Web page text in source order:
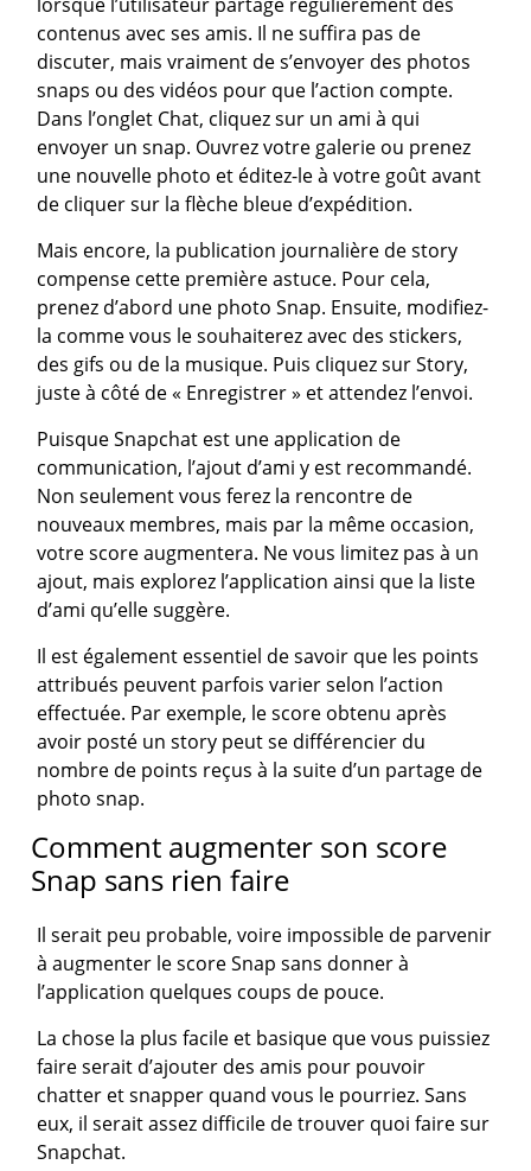
contenus avec ses amis. Il ne suffira pas de
discuter, mais vraiment de s’envoyer des photos
snaps ou des vidéos pour que l’action compte.
Dans l’onglet Chat, cliquez sur un ami à qui
envoyer un snap. Ouvrez votre galerie ou prenez
une nouvelle photo et éditez-le à votre goût avant
de cliquer sur la flèche bleue d’expédition.
Mais encore, la publication journalière de story
compense cette première astuce. Pour cela,
prenez d’abord une photo Snap. Ensuite, modifiez-
la comme vous le souhaiterez avec des stickers,
des gifs ou de la musique. Puis cliquez sur Story,
juste à côté de « Enregistrer » et attendez l’envoi.
Puisque Snapchat est une application de
communication, l’ajout d’ami y est recommandé.
Non seulement vous ferez la rencontre de
nouveaux membres, mais par la même occasion,
votre score augmentera. Ne vous limitez pas à un
ajout, mais explorez l’application ainsi que la liste
d’ami qu’elle suggère.
Il est également essentiel de savoir que les points
attribués peuvent parfois varier selon l’action
effectuée. Par exemple, le score obtenu après
avoir posté un story peut se différencier du
nombre de points reçus à la suite d’un partage de
photo snap.
Comment augmenter son score
Snap sans rien faire
Il serait peu probable, voire impossible de parvenir
à augmenter le score Snap sans donner à
l’application quelques coups de pouce.
La chose la plus facile et basique que vous puissiez
faire serait d’ajouter des amis pour pouvoir
chatter et snapper quand vous le pourriez. Sans
eux, il serait assez difficile de trouver quoi faire sur
Snapchat.